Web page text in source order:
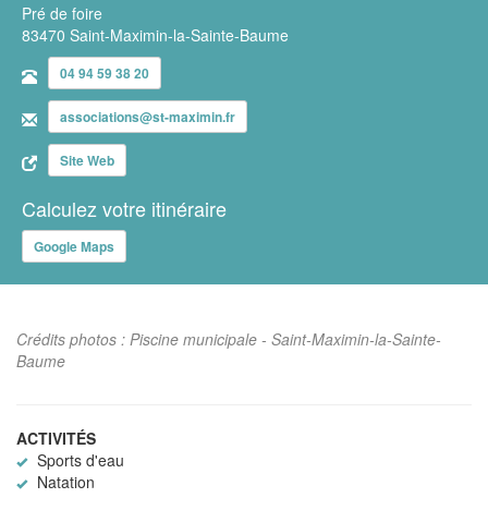
Pré de foire
83470 Saint-Maximin-la-Sainte-Baume
04 94 59 38 20
associations@st-maximin.fr
Site Web
Calculez votre itinéraire
Google Maps
Crédits photos : Piscine municipale - Saint-Maximin-la-Sainte-
Baume
ACTIVITÉS
Sports d'eau
Natation